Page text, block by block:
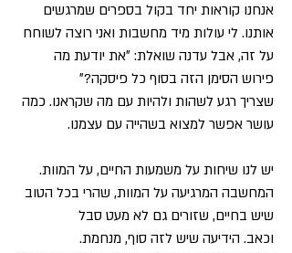
אנחנו קוראות יחד בקול בספרים שמרגשים
אותנו. לי עולות מיד מחשבות ואני רוצה לשוחח
על זה, אבל עדנה שואלת: ״את יודעת מה
פירוש הסימן הזה בסוף כל פיסקה?״
שצריך רגע לשהות ולהיות עם מה שקראנו. כמה
עושר אפשר למצוא בשהייה עם עצמנו.
יש לנו שיחות על משמעות החיים, על המוות.
המחשבה המרגיעה על המוות, שהרי בכל הטוב
שיש בחיים, שזורים גם לא מעט סבל
וכאב. הידיעה שיש לזה סוף, מנחמת.